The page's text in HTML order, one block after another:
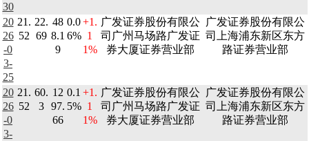
30
20
26
-0
3-
25
21.
52
22.
69
48
8.1
9
0.0
6%
+1.
1
1%
广发证券股份有限公
司广州马场路广发证
券大厦证券营业部
广发证券股份有限公
司上海浦东新区东方
路证券营业部
20
26
-0
3-
21.
52
60.
3
12
97.
66
0.1
5%
+1.
1
1%
广发证券股份有限公
司广州马场路广发证
券大厦证券营业部
广发证券股份有限公
司上海浦东新区东方
路证券营业部